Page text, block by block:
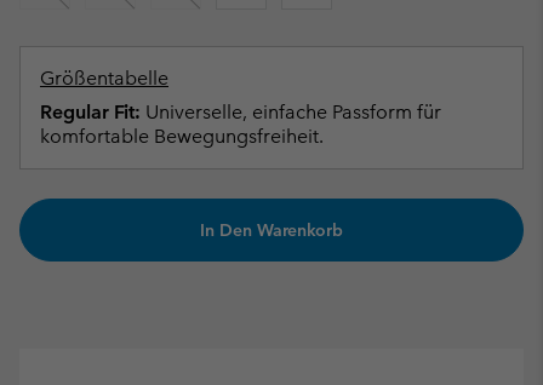
Größentabelle
Regular Fit: Universelle, einfache Passform für
komfortable Bewegungsfreiheit.
In Den Warenkorb